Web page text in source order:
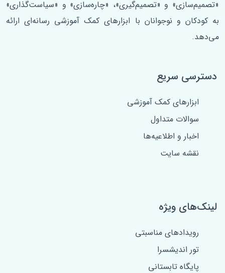
«تصمیم‌سازی» و «تصمیم‌گیری»، «چاره‌سازی» و «سیاست‌گذاری»
به کودکان و نوجوانان با ابزارهای کمک آموزشی رسانه‌ای ارائه
می‌دهد.
دسترسی سریع
ابزارهای کمک آموزشی
سوالات متداول
اخبار و اطلاعیه‌ها
نقشه سایت
لینک‌های ویژه
رویدادهای مناسبتی
تور اندیشسرا
پایگاه تابستانی